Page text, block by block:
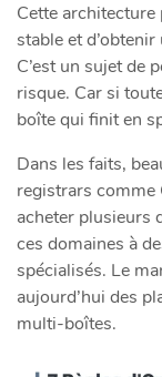
Cette
stable et
C’est un sujet de
risque. Car si
boîte qui finit en
Dans les faits,
registrars comme
acheter plusieurs
ces domaines à
spécialisés. Le
aujourd’hui des
multi-boîtes.